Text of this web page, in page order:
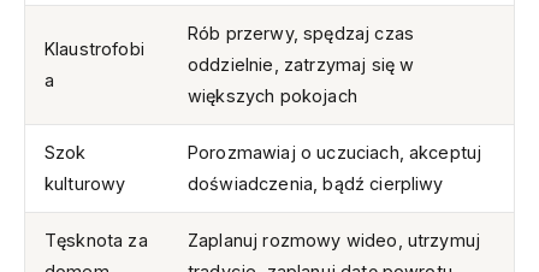
Klaustrofobi
a
Rób przerwy, spędzaj czas
oddzielnie, zatrzymaj się w
większych pokojach
Szok
kulturowy
Porozmawiaj o uczuciach, akceptuj
doświadczenia, bądź cierpliwy
Tęsknota za
Zaplanuj rozmowy wideo, utrzymuj